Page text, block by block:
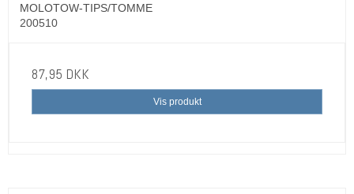
MOLOTOW-TIPS/TOMME
200510
87,95 DKK
Vis produkt